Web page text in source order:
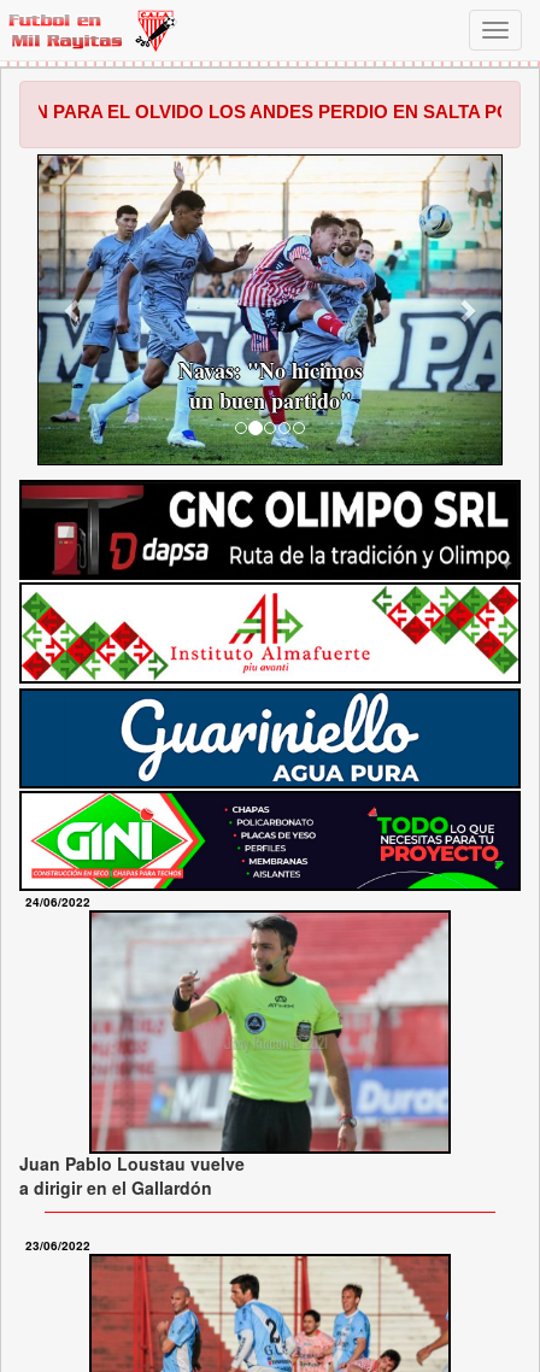
LOS ANDES PERDIO EN SALTA POR 1 A 0
Navas: "No hicimos
un buen partido"
ANTERIOR
24/06/2022
Juan Pablo Loustau vuelve
a dirigir en el Gallardón
23/06/2022